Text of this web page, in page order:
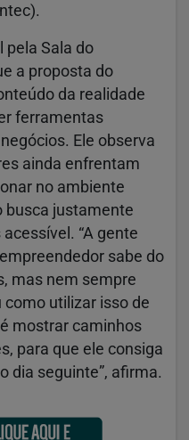
pela Sala do
a proposta do
da realidade
ferramentas
Ele observa
ainda enfrentam
no ambiente
busca justamente
“A gente
sabe do
mas nem sempre
como utilizar isso de
mostrar caminhos
para que ele consiga
dia seguinte”, afirma.